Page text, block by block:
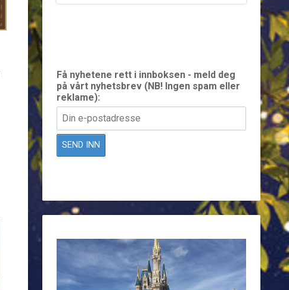
Få nyhetene rett i innboksen - meld deg
på vårt nyhetsbrev (NB! Ingen spam eller
reklame):